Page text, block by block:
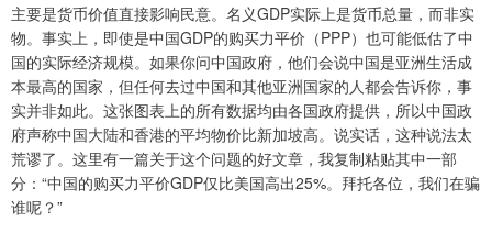
主要是货币价值直接影响民意。名义GDP实际上是货币总量，而非实
物。事实上，即使是中国GDP的购买力平价（PPP）也可能低估了中
国的实际经济规模。如果你问中国政府，他们会说中国是亚洲生活成
本最高的国家，但任何去过中国和其他亚洲国家的人都会告诉你，事
实并非如此。这张图表上的所有数据均由各国政府提供，所以中国政
府声称中国大陆和香港的平均物价比新加坡高。说实话，这种说法太
荒谬了。这里有一篇关于这个问题的好文章，我复制粘贴其中一部
分：“中国的购买力平价GDP仅比美国高出25%。拜托各位，我们在骗
谁呢？”